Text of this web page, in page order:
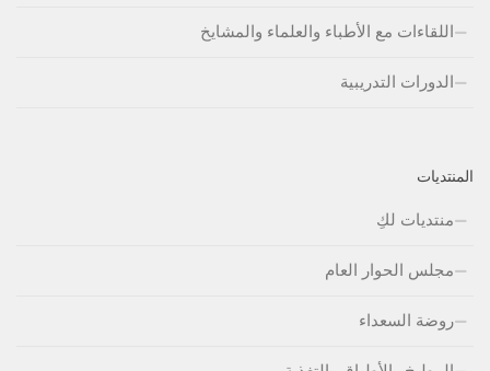
اللقاءات مع الأطباء والعلماء والمشايخ
الدورات التدريبية
المنتديات
منتديات لكِ
مجلس الحوار العام
روضة السعداء